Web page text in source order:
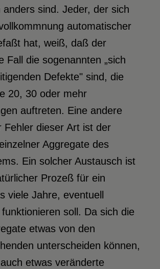
anders sind. Jeder, der sich
automatischer
hat, weiß, daß der
Fall die sogenannten „sich
Defekte" sind, die
20, 30 oder mehr
auftreten. Eine andere
Fehler dieser Art ist der
Aggregate des
Ein solcher Austausch ist
Prozeß für ein
viele Jahre, eventuell
soll. Da sich die
etwas von den
unterscheiden können,
etwas veränderte